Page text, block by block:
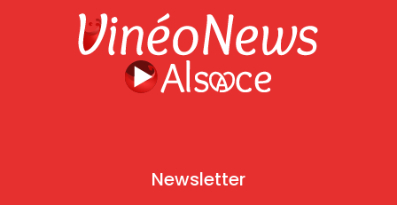
Newsletter